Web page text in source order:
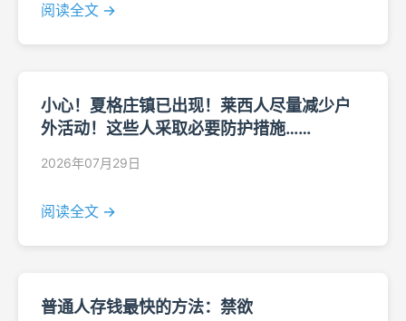
阅读全文 →
小心！夏格庄镇已出现！莱西人尽量减少户
外活动！这些人采取必要防护措施……
2026年07月29日
阅读全文 →
普通人存钱最快的方法：禁欲